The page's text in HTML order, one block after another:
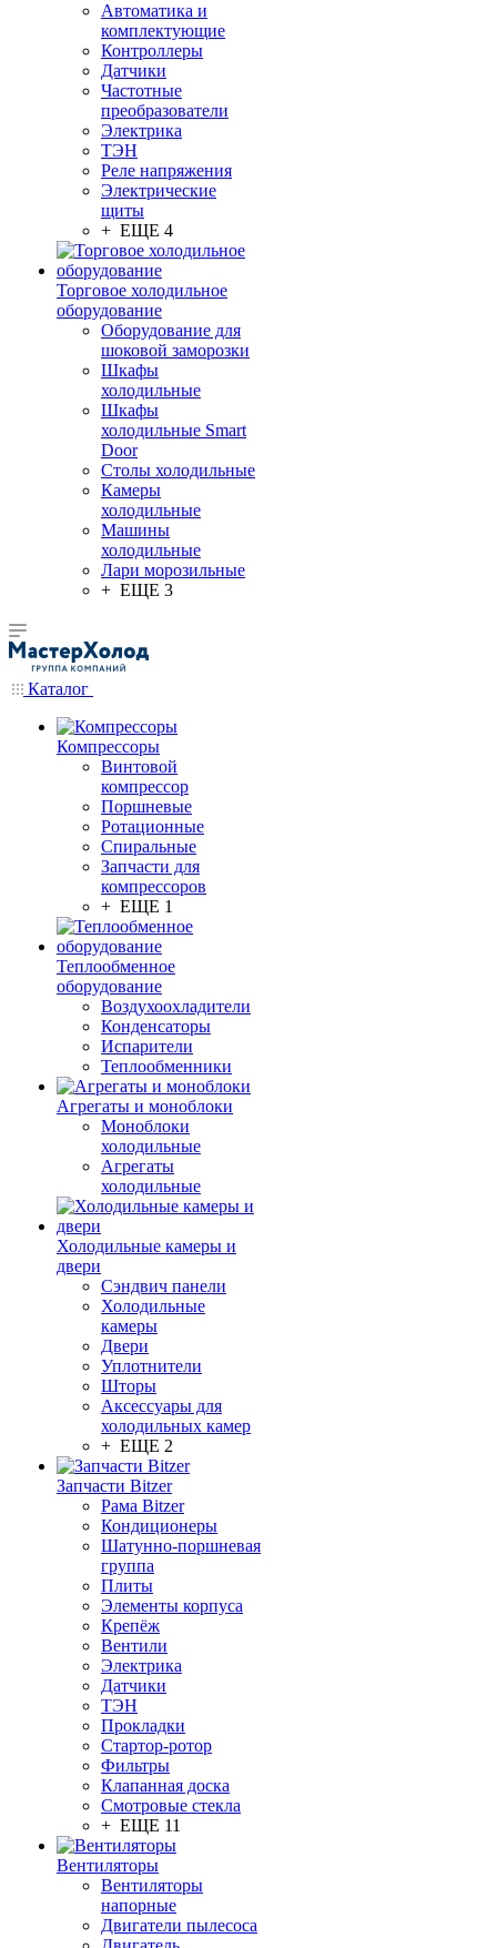
Автоматика и
комплектующие
Контроллеры
Датчики
Частотные
преобразователи
Электрика
ТЭН
Реле напряжения
Электрические
щиты
+ ЕЩЕ 4
Торговое холодильное
оборудование
Оборудование для
шоковой заморозки
Шкафы
холодильные
Шкафы
холодильные Smart
Door
Столы холодильные
Камеры
холодильные
Машины
холодильные
Лари морозильные
+ ЕЩЕ 3
Каталог
Компрессоры
Винтовой
компрессор
Поршневые
Ротационные
Спиральные
Запчасти для
компрессоров
+ ЕЩЕ 1
Теплообменное
оборудование
Воздухоохладители
Конденсаторы
Испарители
Теплообменники
Агрегаты и моноблоки
Моноблоки
холодильные
Агрегаты
холодильные
Холодильные камеры и
двери
Сэндвич панели
Холодильные
камеры
Двери
Уплотнители
Шторы
Аксессуары для
холодильных камер
+ ЕЩЕ 2
Запчасти Bitzer
Рама Bitzer
Кондиционеры
Шатунно-поршневая
группа
Плиты
Элементы корпуса
Крепёж
Вентили
Электрика
Датчики
ТЭН
Прокладки
Стартор-ротор
Фильтры
Клапанная доска
Смотровые стекла
+ ЕЩЕ 11
Вентиляторы
Вентиляторы
напорные
Двигатели пылесоса